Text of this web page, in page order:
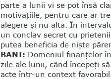
parte a lunii vi se pot însă
motivaţiile, pentru care ar
ale­gere şi nu alta. În
un conclav secret cu
putea beneficia de nişte
BANI: Domeniul finanţelor
zile ale lunii, când în­cepeţi
acte într-un context